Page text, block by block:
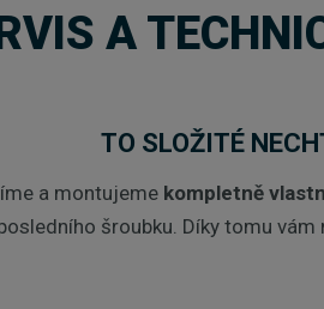
A
TO SLOŽITÉ
a montujeme kompletně
šroubku. Díky tomu